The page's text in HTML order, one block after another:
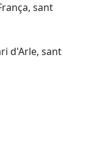
sant
d'Arle, sant